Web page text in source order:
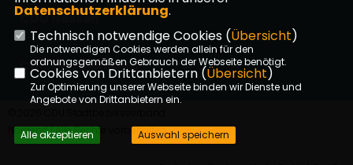
CDU Hessen
CDU Deutschland
Nordend | Alle Rechte vorbehalten.
Datenschutzerklärung.
Technisch notwendige Cookies (Übersicht)
Die notwendigen Cookies werden allein für den
ordnungsgemäßen Gebrauch der Webseite benötigt.
Cookies von Drittanbietern (Übersicht)
Zur Optimierung unserer Webseite binden wir Dienste und
Angebote von Drittanbietern ein.
Alle akzeptieren Auswahl speichern